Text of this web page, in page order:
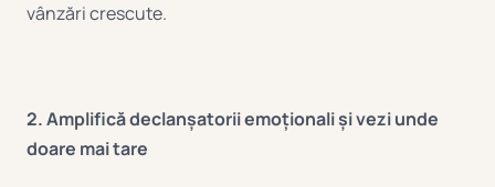
vânzări crescute.
2. Amplifică declanșatorii emoționali și vezi unde
doare mai tare